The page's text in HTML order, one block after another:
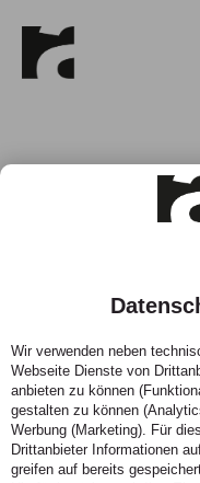
Kunst) Servicebüro
Therapie)
Fachgebiet:
Kunst- und
Bildungswissenschaft
Studiengang
Wir verwenden neben
Webseite Dienste von
anbieten zu können
gestalten zu können
Werbung (Marketing). Für
Drittanbieter Informationen
greifen auf bereits